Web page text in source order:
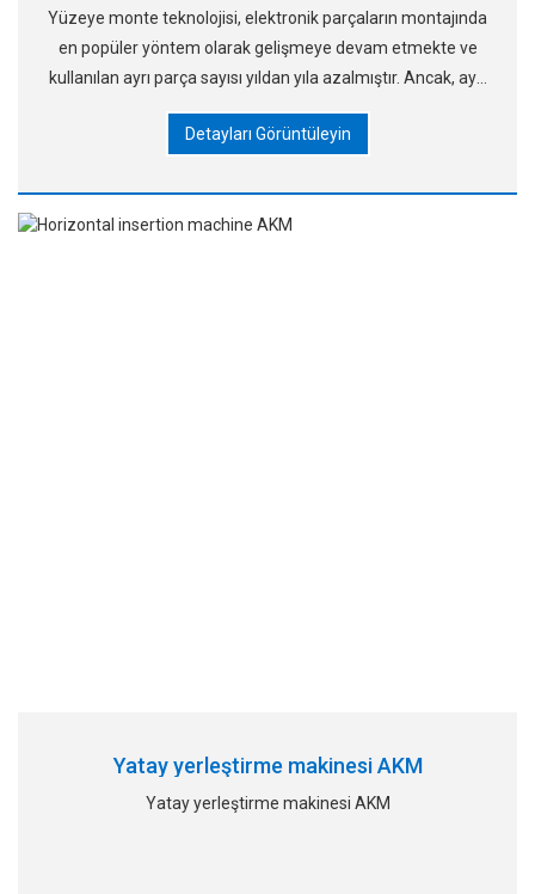
Yüzeye monte teknolojisi, elektronik parçaların montajında
en popüler yöntem olarak gelişmeye devam etmekte ve
kullanılan ayrı parça sayısı yıldan yıla azalmıştır. Ancak, ayrı
Detayları Görüntüleyin
Yatay yerleştirme makinesi AKM
Yatay yerleştirme makinesi AKM